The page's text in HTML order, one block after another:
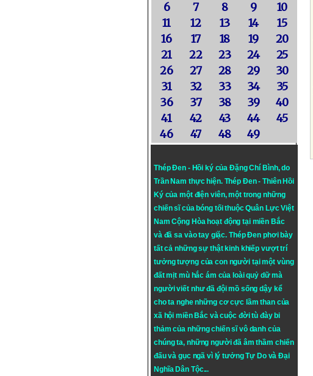
6
7 8 9
10
11
12 13 14
15
16
17 18 19
20
21
22 23 24
25
26
27 28 29
30
31
32 33 34
35
36
37 38 39
40
41
42 43 44
45
46
47 48 49
Thép Đen - Hồi ký của Đặng Chí Bình, do
Trần Nam thực hiện. Thép Đen- Thiên Hồi
Ký của một điện viên, một trong những
chiến sĩ của bóng tối thuộc Quân Lực Việt
Nam Cộng Hòa hoạt động tại miền Bắc
và đã sa vào tay giặc. Thép Đen phơi bày
tất cả những sự thật kinh khiếp vượt trí
tưởng tượng của con người tại một vùng
đất mịt mù hắc ám của loài quỷ dữ mà
người viết như đã đội mồ sống dậy kể
cho ta nghe những cơ cực lầm than của
xã hội miền Bắc và cuộc đời tù đày bi
thảm của những chiến sĩ vô danh của
chúng ta, những người đã âm thầm chiến
đấu và gục ngã vì lý tưởngTự DovàĐại
Nghĩa Dân Tộc...